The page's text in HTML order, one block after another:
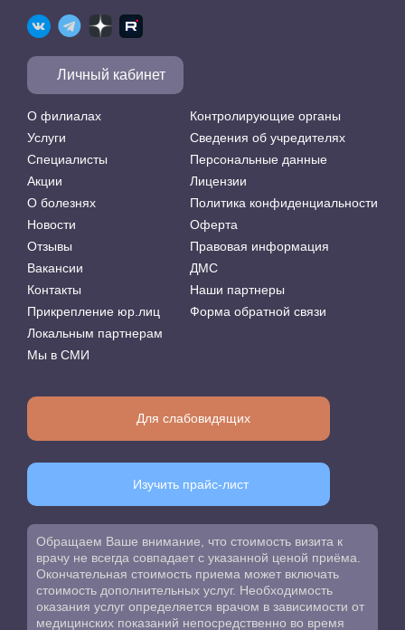
О филиалах
Услуги
Специалисты
Акции
О болезнях
Новости
Отзывы
Вакансии
Контакты
Прикрепление юр.лиц
Локальным партнерам
Мы в СМИ
Контролирующие органы
Сведения об учредителях
Персональные данные
Лицензии
Политика конфиденциальности
Оферта
Правовая информация
ДМС
Наши партнеры
Форма обратной связи
Личный кабинет
Для слабовидящих
Изучить прайс-лист
Обращаем Ваше внимание, что стоимость визита к
врачу не всегда совпадает с указанной ценой приёма.
Окончательная стоимость приема может включать
стоимость дополнительных услуг. Необходимость
оказания услуг определяется врачом в зависимости от
медицинских показаний непосредственно во время